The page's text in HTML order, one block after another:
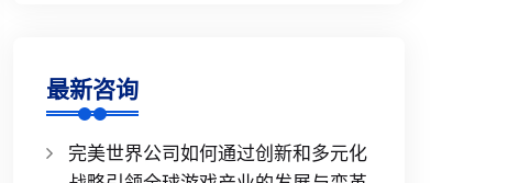
最新咨询
完美世界公司如何通过创新和多元化